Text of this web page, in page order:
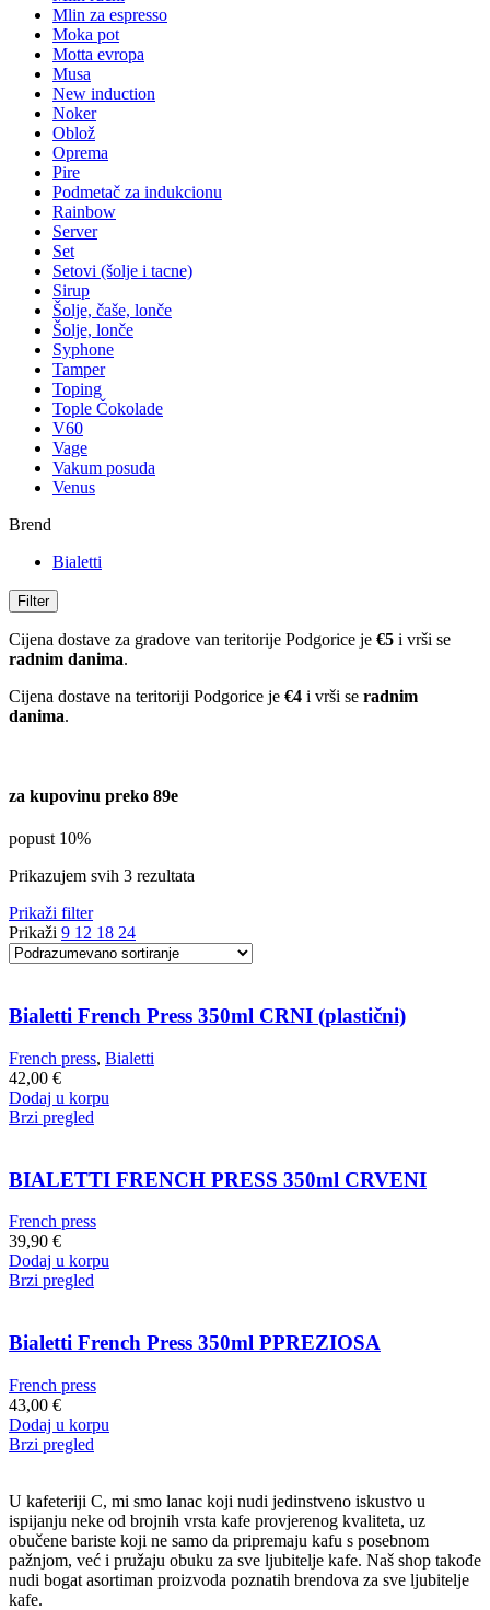
Mlin za espresso
Moka pot
Motta evropa
Musa
New induction
Noker
Oblož
Oprema
Pire
Podmetač za indukcionu
Rainbow
Server
Set
Setovi (šolje i tacne)
Sirup
Šolje, čaše, lonče
Šolje, lonče
Syphone
Tamper
Toping
Tople Čokolade
V60
Vage
Vakum posuda
Venus
Brend
Bialetti
Filter
Cijena dostave za gradove van teritorije Podgorice je €5 i vrši se
radnim danima.
Cijena dostave na teritoriji Podgorice je €4 i vrši se radnim
danima.
za kupovinu preko 89e
popust 10%
Prikazujem svih 3 rezultata
Prikaži filter
Prikaži 9 12 18 24
Bialetti French Press 350ml CRNI (plastični)
French press, Bialetti
42,00 €
Dodaj u korpu
Brzi pregled
BIALETTI FRENCH PRESS 350ml CRVENI
French press
39,90 €
Dodaj u korpu
Brzi pregled
Bialetti French Press 350ml PPREZIOSA
French press
43,00 €
Dodaj u korpu
Brzi pregled
U kafeteriji C, mi smo lanac koji nudi jedinstveno iskustvo u
ispijanju neke od brojnih vrsta kafe provjerenog kvaliteta, uz
obučene bariste koji ne samo da pripremaju kafu s posebnom
pažnjom, već i pružaju obuku za sve ljubitelje kafe. Naš shop takođe
nudi bogat asortiman proizvoda poznatih brendova za sve ljubitelje
kafe.